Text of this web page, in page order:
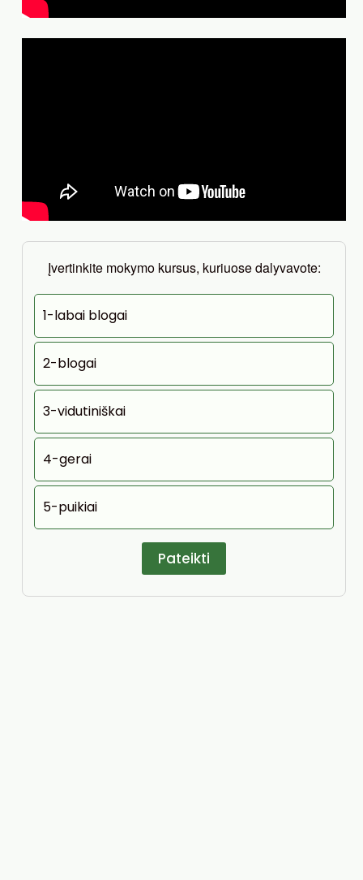
Įvertinkite mokymo kursus, kuriuose dalyvavote:
1-labai blogai
2-blogai
3-vidutiniškai
4-gerai
5-puikiai